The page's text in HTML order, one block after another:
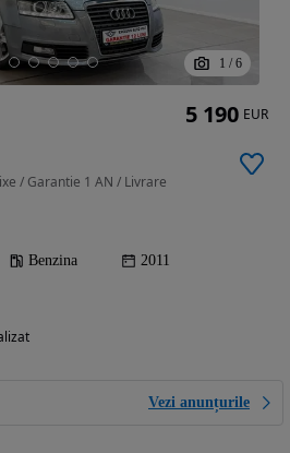
1 / 6
/ Garantie 1 AN / Livrare
Benzina 2011
Vezi anunțurile
5 190 EUR